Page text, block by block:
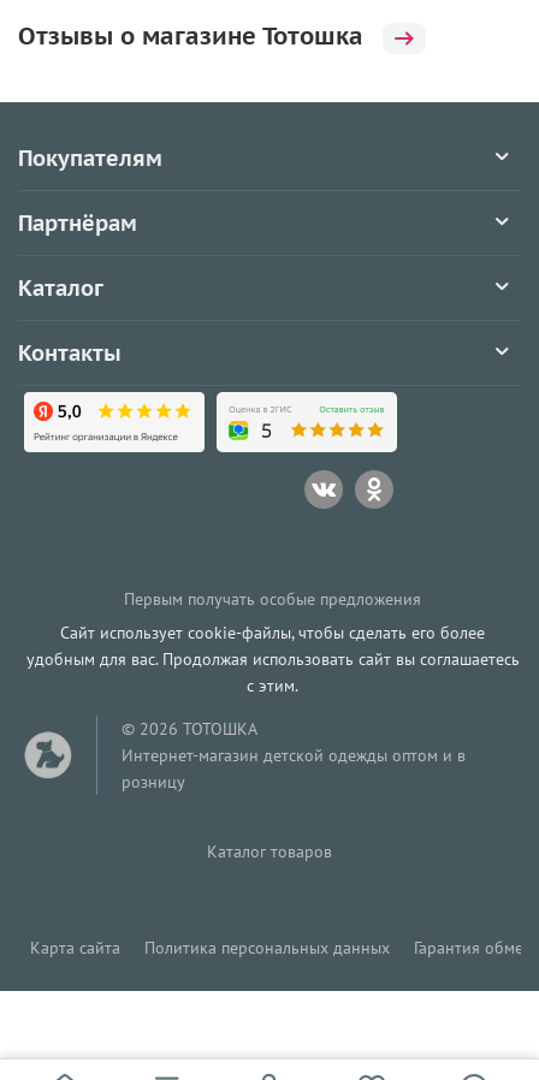
Отзывы о магазине Тотошка
Покупателям
Партнёрам
Каталог
Контакты
Первым получать особые предложения
Сайт использует cookie-файлы, чтобы сделать его более
удобным для вас. Продолжая использовать сайт вы соглашаетесь
с этим.
© 2026 ТОТОШКА
Интернет-магазин детской одежды оптом и в
розницу
Каталог товаров
Карта сайта Политика персональных данных Гарантия